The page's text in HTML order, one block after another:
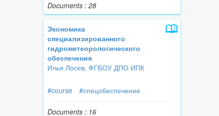
Documents : 28
Экономика
специализированного
гидрометеорологического
обеспечения
Илья Лосев, ФГБОУ ДПО ИПК
#course #спецобеспечение
Documents : 16